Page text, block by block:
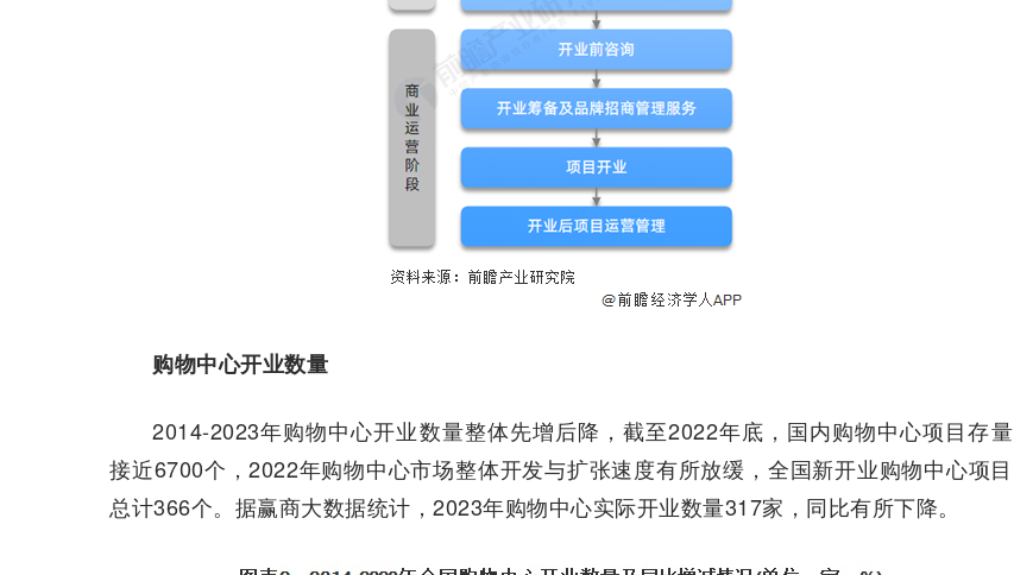
购物中心开业数量
2014-2023年购物中心开业数量整体先增后降，截至2022年底，国内购物中心项目存量
接近6700个，2022年购物中心市场整体开发与扩张速度有所放缓，全国新开业购物中心项目
总计366个。据赢商大数据统计，2023年购物中心实际开业数量317家，同比有所下降。